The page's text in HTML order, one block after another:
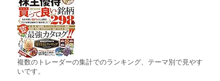
複数のトレーダーの集計でのランキング、テーマ別で見やす
いです。